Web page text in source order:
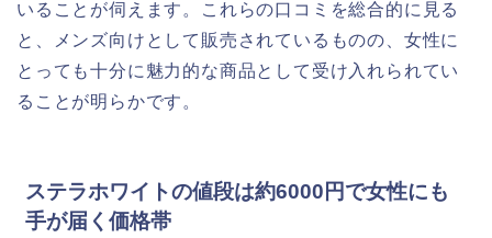
いることが伺えます。これらの口コミを総合的に見る
と、メンズ向けとして販売されているものの、女性に
とっても十分に魅力的な商品として受け入れられてい
ることが明らかです。
ステラホワイトの値段は約6000円で女性にも
手が届く価格帯